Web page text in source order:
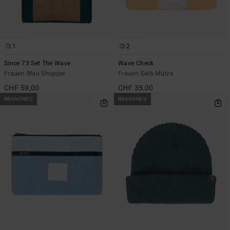
1
Since 73 Set The Wave
Frauen Blau Shopper
CHF 59,00
2
Wave Check
Frauen Gelb Mütze
CHF 35,00
BRANDNEU BRANDNEU